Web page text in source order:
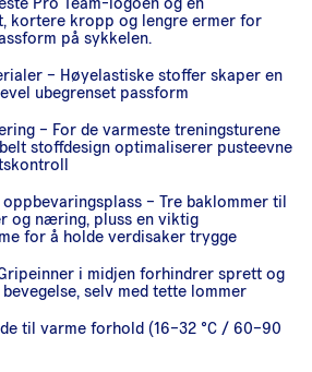
kortere kropp og lengre ermer for
på sykkelen.
– Høyelastiske stoffer skaper en
ubegrenset passform
– For de varmeste treningsturene
stoffdesign optimaliserer pusteevne
oppbevaringsplass – Tre baklommer til
og næring, pluss en viktig
for å holde verdisaker trygge
i midjen forhindrer sprett og
selv med tette lommer
til varme forhold (16–32 °C / 60–90